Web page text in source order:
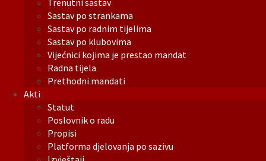
Trenutni sastav
Sastav po strankama
Sastav po radnim tijelima
Sastav po klubovima
Vijećnici kojima je prestao mandat
Radna tijela
Prethodni mandati
Akti
Statut
Poslovnik o radu
Propisi
Platforma djelovanja po sazivu